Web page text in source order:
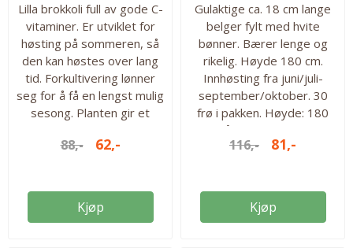
Lilla brokkoli full av gode C-
vitaminer. Er utviklet for
høsting på sommeren, så
den kan høstes over lang
tid. Forkultivering lønner
seg for å få en lengst mulig
sesong. Planten gir et
sideskudd med små
Høstes fra: juni-okt.
88,- 62,-
Kjøp
Gulaktige ca. 18 cm lange
belger fylt med hvite
bønner. Bærer lenge og
rikelig. Høyde 180 cm.
Innhøsting fra juni/juli-
september/oktober. 30
frø i pakken. Høyde: 180
cm Såtid: Fra mars/april
Innhøsting: Fra juli-sept.
116,- 81,-
Kjøp